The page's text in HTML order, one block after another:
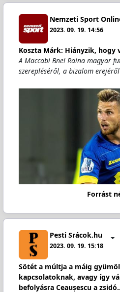
Nemzeti Sport
2023. 09. 19. 14:56
Koszta Márk: Hiányzik, hogy
A Maccabi Bnei Raina magyar
szerepléséről, a bizalom
Forrást
Pesti Srácok.hu
2023. 09. 19. 15:18
Sötét a múltja a máig
kapcsolatoknak, avagy így
befolyásra Ceaușescu a